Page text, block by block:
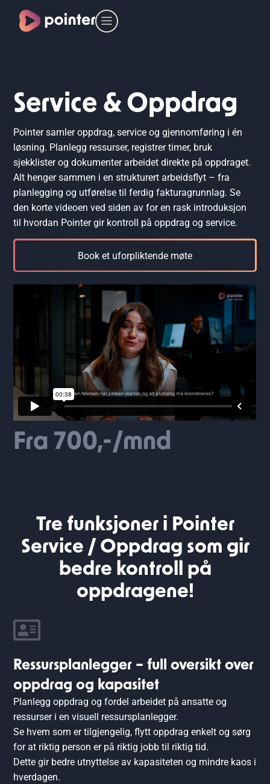
Service & Oppdrag
Pointer samler oppdrag, service og gjennomføring i én
løsning. Planlegg ressurser, registrer timer, bruk
sjekklister og dokumenter arbeidet direkte på oppdraget.
Alt henger sammen i en strukturert arbeidsflyt – fra
planlegging og utførelse til ferdig fakturagrunnlag. Se
den korte videoen ved siden av for en rask introduksjon
til hvordan Pointer gir kontroll på oppdrag og service.
Book et uforpliktende møte
Fra 700,-/mnd
Tre funksjoner i Pointer
Service / Oppdrag som gir
bedre kontroll på
oppdragene!
Ressursplanlegger – full oversikt over
oppdrag og kapasitet
Planlegg oppdrag og fordel arbeidet på ansatte og
ressurser i en visuell ressursplanlegger.
Se hvem som er tilgjengelig, flytt oppdrag enkelt og sørg
for at riktig person er på riktig jobb til riktig tid.
Dette gir bedre utnyttelse av kapasiteten og mindre kaos i
hverdagen.